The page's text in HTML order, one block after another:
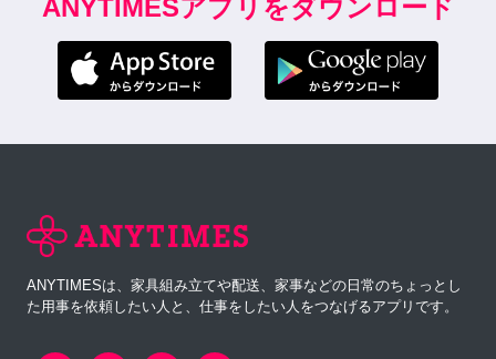
ANYTIMESアプリをダウンロード
ANYTIMESは、家具組み立てや配送、家事などの日常のちょっとし
た用事を依頼したい人と、仕事をしたい人をつなげるアプリです。